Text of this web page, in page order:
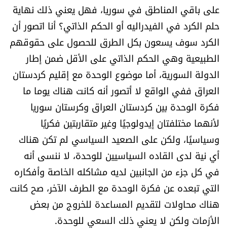
على باقي المناطق في سوريا، فهل يعني ذلك نهاية
حلم الكرد في الفيدراليه أو الحكم الذاتي؟ أنا اتصور أن
الكرد سوف يسعون بكل الطرق للحصول على حقوقهم
الطبيعية وهي الحكم الذاتي على الأقل ضمن إطار
الدولة السورية، أما موضوع الوحدة مع إقليم كردستان
العراق ففي الواقع لا أتصور أنه كانت هناك يوما ما
فكرة الوحدة بين كردستان العراق وكرستان سوريا
لأنهما مختلفتان إيدولوجيًا وغير متقاربتين فكريًا
وسياسيًا، ولكن على الصعيد السياسي لم تكن هناك
أي نية لدى القاده السياسيين للوحدة، لا ننسى أنه
في كل جزء من الجانبين لديه مشاكله الخاصة وأفكاره
التي تبعده عن فكرة الوحدة مع الطرف الآخر، صح كانت
هناك محاولات لتقديم المساعدة للخروج من بعض
الأزمات ولكن لا يعني ذلك السعي للوحدة.